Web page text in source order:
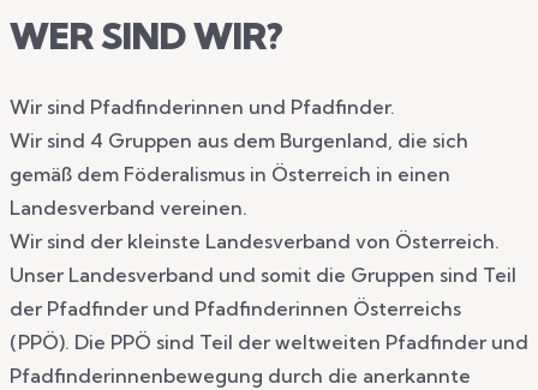
WER SIND WIR?
Wir sind Pfadfinderinnen und Pfadfinder.
Wir sind 4 Gruppen aus dem Burgenland, die sich
gemäß dem Föderalismus in Österreich in einen
Landesverband vereinen.
Wir sind der kleinste Landesverband von Österreich.
Unser Landesverband und somit die Gruppen sind Teil
der Pfadfinder und Pfadfinderinnen Österreichs
(PPÖ). Die PPÖ sind Teil der weltweiten Pfadfinder und
Pfadfinderinnenbewegung durch die anerkannte